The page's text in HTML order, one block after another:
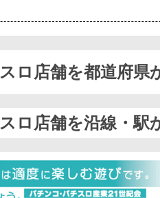
ロ店舗を都道府県
ロ店舗を沿線・駅